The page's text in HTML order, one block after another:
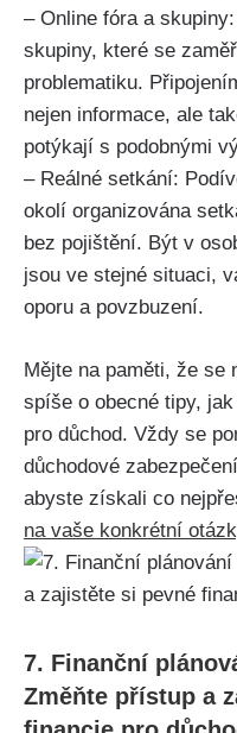
– Online fóra a
skupiny, které se
problematiku.
nejen informace, ale
potýkají s podobnými
– Reálné setkání:
okolí organizována
bez pojištění. Být v
jsou ve stejné situaci,
oporu a povzbuzení.
Mějte na paměti, že se
spíše o obecné tipy,
pro důchod. Vždy se
důchodové
abyste získali co
na vaše konkrétní
7. Finanční
Změňte přístup a